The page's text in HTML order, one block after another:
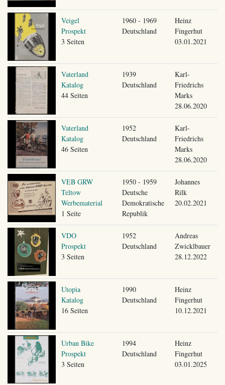
Veigel
Prospekt
3 Seiten
1960 - 1969
Deutschland
Heinz
Fingerhut
03.01.2021
Vaterland
Katalog
44 Seiten
1939
Deutschland
Karl-
Friedrichs
Marks
28.06.2020
Vaterland
Katalog
46 Seiten
1952
Deutschland
Karl-
Friedrichs
Marks
28.06.2020
VEB GRW
Teltow
Werbematerial
1 Seite
1950 - 1959
Deutsche
Demokratische
Republik
Johannes
Rilk
20.02.2021
VDO
Prospekt
3 Seiten
1952
Deutschland
Andreas
Zwicklbauer
28.12.2022
Utopia
Katalog
16 Seiten
1990
Deutschland
Heinz
Fingerhut
10.12.2021
Urban Bike
Prospekt
3 Seiten
1994
Deutschland
Heinz
Fingerhut
03.01.2025